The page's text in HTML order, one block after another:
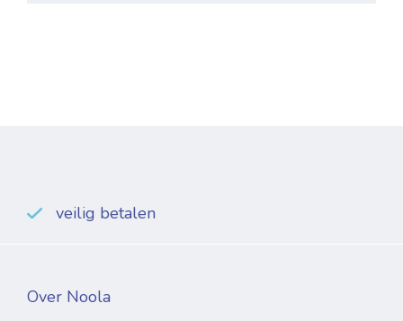
veilig betalen
Over Noola